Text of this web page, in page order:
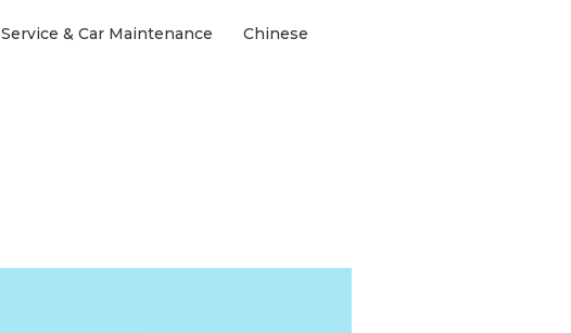
Service & Car Maintenance
Chinese